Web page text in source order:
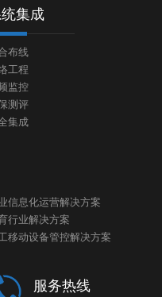
集成
布线
工程
监控
测评
集成
信息化运营解决方案
行业解决方案
移动设备管控解决方案
服务热线